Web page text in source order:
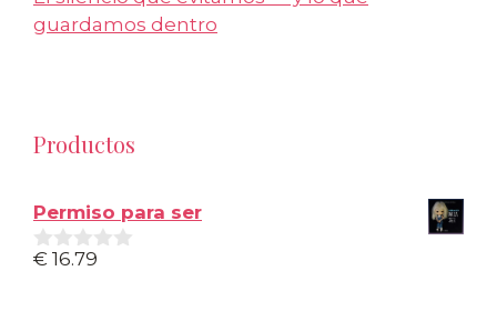
guardamos dentro
Productos
Permiso para ser
0
€ 16.79